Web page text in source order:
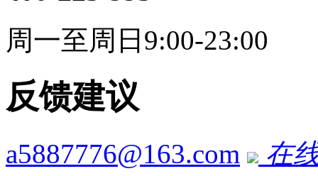
周一至周日9:00-23:00
反馈建议
a5887776@163.com
在